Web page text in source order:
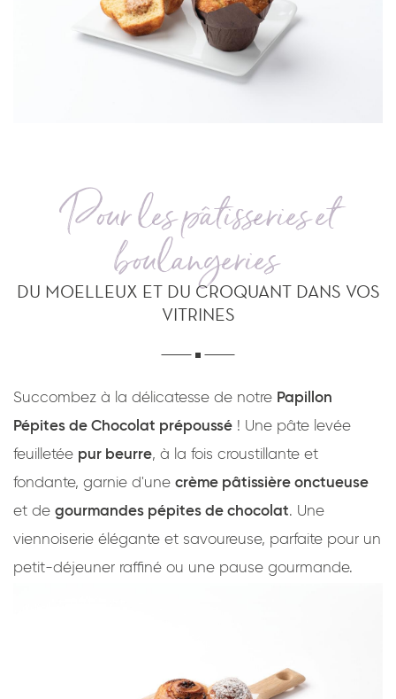
Pour les pâtisseries et
boulangeries
DU MOELLEUX ET DU CROQUANT DANS VOS
VITRINES
Succombez à la délicatesse de notre Papillon
Pépites de Chocolat prépoussé ! Une pâte levée
feuilletée pur beurre, à la fois croustillante et
fondante, garnie d'une crème pâtissière onctueuse
et de gourmandes pépites de chocolat. Une
viennoiserie élégante et savoureuse, parfaite pour un
petit-déjeuner raffiné ou une pause gourmande.